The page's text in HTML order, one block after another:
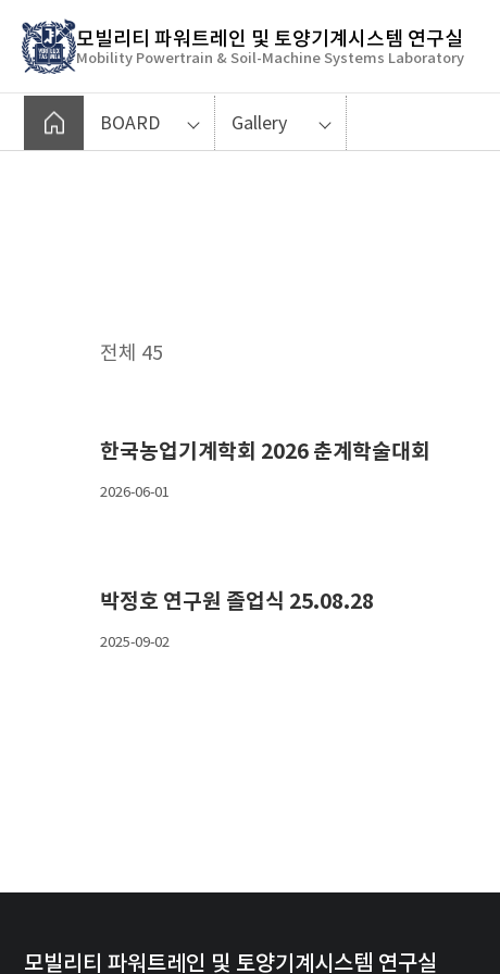
기
모빌리티 파워트레인 및 토양기계시스템 연구실
Mobility Powertrain & Soil-Machine Systems Laboratory
여기에 제목 텍스트 추가
BOARD Gallery
전체 45
한국농업기계학회 2026 춘계학술대회
2026-06-01
박정호 연구원 졸업식 25.08.28
2025-09-02
모빌리티 파워트레인 및 토양기계시스템 연구실